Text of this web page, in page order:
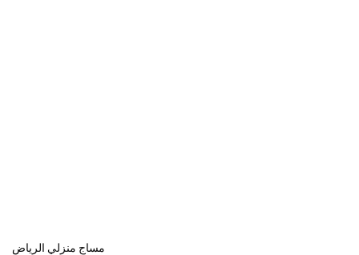
مساج منزلي الرياض